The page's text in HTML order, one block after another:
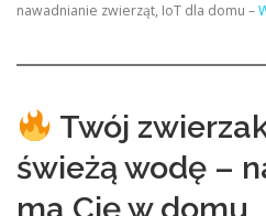
nawadnianie zwierząt, IoT dla domu –
Twój
świeżą wodę –
ma Cię w domu